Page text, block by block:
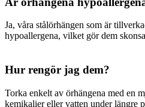
Ja, våra stålörhängen som är
hypoallergena, vilket gör dem
Hur rengör jag dem?
Torka enkelt av örhängena med en
kemikalier eller vatten under längre